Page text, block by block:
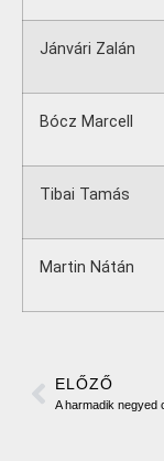
Jánvári Zalán
Bócz Marcell
Tibai Tamás
Martin Nátán
ELŐZŐ